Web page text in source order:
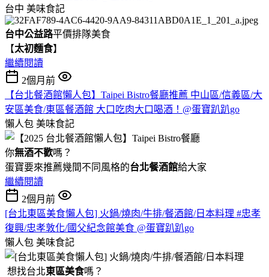
台中 美味食記
台中公益路平價排隊美食
【太初麵食】
繼續閱讀
2個月前
【台北餐酒館懶人包】Taipei Bistro餐廳推薦 中山區/信義區/大
安區美食/東區餐酒館 大口吃肉大口喝酒！@蛋寶趴趴go
懶人包 美味食記
你無酒不歡嗎？
蛋寶要來推薦幾間不同風格的台北餐酒館給大家
繼續閱讀
2個月前
[台北東區美食懶人包] 火鍋/燒肉/牛排/餐酒館/日本料理 #忠孝
復興/忠孝敦化/國父紀念館美食 @蛋寶趴趴go
懶人包 美味食記
想找台北東區美食嗎？